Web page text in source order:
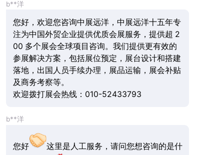
b**洋
您好，欢迎您咨询中展远洋，中展远洋十五年专
注为中国外贸企业提供优质会展服务，提供超 2
00 多个展会全球项目咨询。我们提供更有效的
参展解决方案，包括展位预定，展台设计和搭建
落地，出国人员手续办理，展品运输，展会补贴
及商务考察等。
欢迎拨打展会热线：010-52433793
b**洋
您好
这里是人工服务，请问您想咨询的是什